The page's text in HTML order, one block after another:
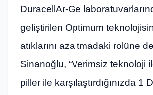
DuracellAr-Ge
geliştirilen Optimum
atıklarını azaltmadaki rolüne
Sinanoğlu, “Verimsiz teknoloji
piller ile karşılaştırdığınızda 1